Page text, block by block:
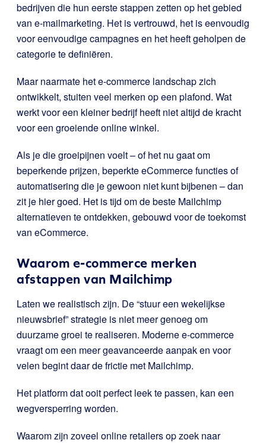
bedrijven die hun eerste stappen zetten op het gebied
van e-mailmarketing. Het is vertrouwd, het is eenvoudig
voor eenvoudige campagnes en het heeft geholpen de
categorie te definiëren.
Maar naarmate het e-commerce landschap zich
ontwikkelt, stuiten veel merken op een plafond. Wat
werkt voor een kleiner bedrijf heeft niet altijd de kracht
voor een groeiende online winkel.
Als je die groeipijnen voelt – of het nu gaat om
beperkende prijzen, beperkte eCommerce functies of
automatisering die je gewoon niet kunt bijbenen – dan
zit je hier goed. Het is tijd om de beste Mailchimp
alternatieven te ontdekken, gebouwd voor de toekomst
van eCommerce.
Waarom e-commerce merken
afstappen van Mailchimp
Laten we realistisch zijn. De “stuur een wekelijkse
nieuwsbrief” strategie is niet meer genoeg om
duurzame groei te realiseren. Moderne e-commerce
vraagt om een meer geavanceerde aanpak en voor
velen begint daar de frictie met Mailchimp.
Het platform dat ooit perfect leek te passen, kan een
wegversperring worden.
Waarom zijn zoveel online retailers op zoek naar